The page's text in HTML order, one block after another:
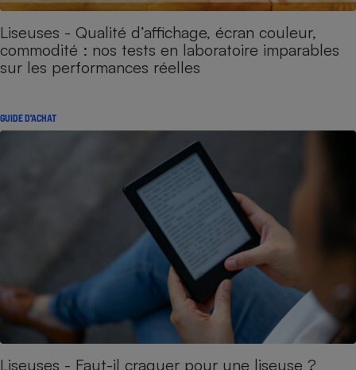
Liseuses - Qualité d’affichage, écran couleur,
commodité : nos tests en laboratoire imparables
sur les performances réelles
GUIDE D'ACHAT
Liseuses - Faut-il craquer pour une liseuse ?